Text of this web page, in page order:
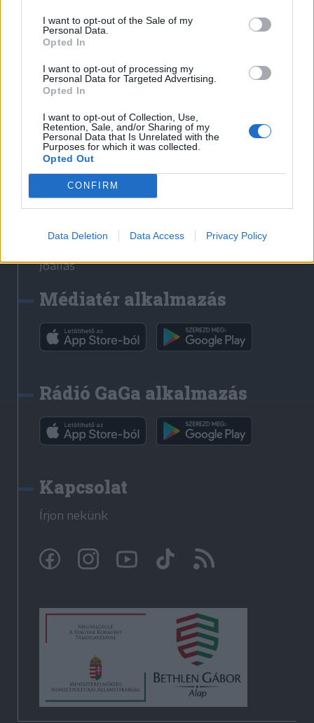
I want to opt-out of the Sale of my
Personal Data.
Opted In
I want to opt-out of processing my
Personal Data for Targeted Advertising.
Opted In
I want to opt-out of Collection, Use,
Retention, Sale, and/or Sharing of my
Personal Data that Is Unrelated with the
Purposes for which it was collected.
Opted Out
CONFIRM
Data Deletion Data Access Privacy Policy
Sütibeállítások
Médiatér
Székely Sport
Liget
Bihari Napló
Erdélyi Napló
Főtér
Jóállás
Médiatér alkalmazás
Rádió GaGa alkalmazás
Kapcsolat
Írjon nekünk